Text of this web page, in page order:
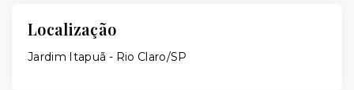
Localização
Jardim Itapuã - Rio Claro/SP